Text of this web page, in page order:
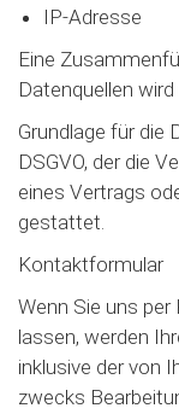
IP-Adresse
Eine
Datenquellen
Grundlage für die
DSGVO, der die
eines Vertrags
gestattet.
Kontaktformular
Wenn Sie uns
lassen, werden
inklusive der von
zwecks